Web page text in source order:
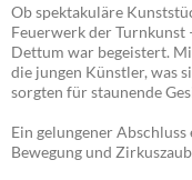
Ob spektakuläre
Feuerwerk der
Dettum war begeistert.
die jungen Künstler, was
sorgten für staunende
Ein gelungener
Bewegung und